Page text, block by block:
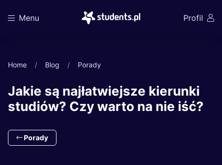
Menu Profil
Home Blog Porady
Jakie są najłatwiejsze kierunki
studiów? Czy warto na nie iść?
Porady